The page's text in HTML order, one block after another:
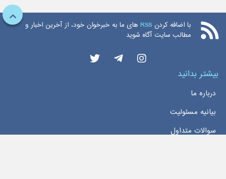
با اضافه کردن RSS های ما به خبرخوان خود، از آخرین اخبار و
مطالب سایت آگاه شوید
بیشتر بدانید
درباره ما
بیانیه مسئولیت
سوالات متداول